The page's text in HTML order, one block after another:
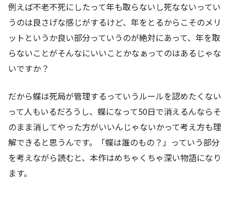
例えば不老不死にしたって年も取らないし死なないってい
うのは良さげな感じがするけど、年をとるからこそのメリ
ットというか良い部分っていうのが絶対にあって、年を取
らないことがそんなにいいことかなぁってのはあるじゃな
いですか？
だから蝶は死局が管理するっていうルールを認めたくない
って人もいるだろうし、蝶になって50日で消えるんならそ
のまま消してやった方がいいんじゃないかって考え方も理
解できると思うんです。「蝶は誰のもの？」っていう部分
を考えながら読むと、本作はめちゃくちゃ深い物語になり
ます。